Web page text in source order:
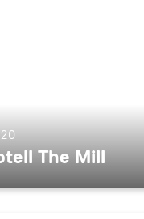
The Mill